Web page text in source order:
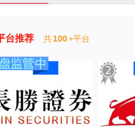
台推荐 共100+平台